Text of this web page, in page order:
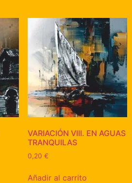
VARIACIÓN VIII. EN AGUAS
TRANQUILAS
0,20 €
Añadir al carrito